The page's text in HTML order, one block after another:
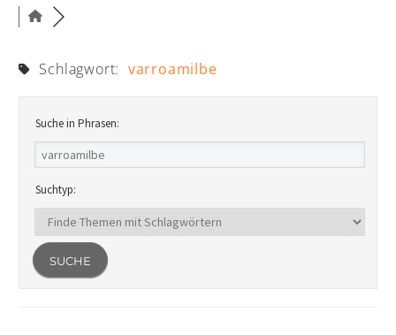
Schlagwort: varroamilbe
Suche in Phrasen:
Suchtyp: